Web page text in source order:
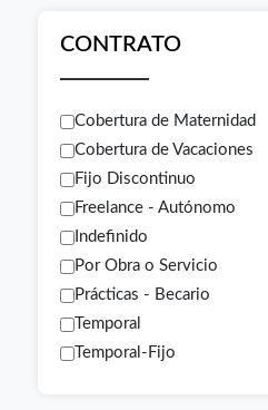
CONTRATO
Cobertura de Maternidad
Cobertura de Vacaciones
Fijo Discontinuo
Freelance - Autónomo
Indefinido
Por Obra o Servicio
Prácticas - Becario
Temporal
Temporal-Fijo